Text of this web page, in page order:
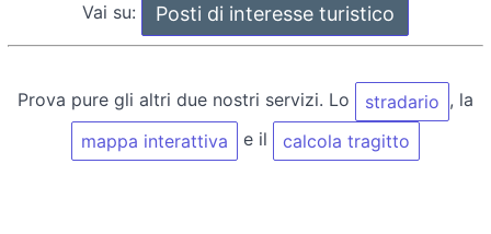
Vai su:
Prova pure gli altri due nostri servizi. Lo stradario , la
mappa interattiva
e il calcola tragitto